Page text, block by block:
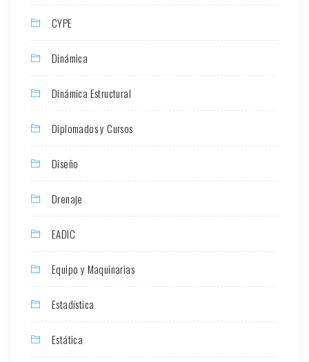
CYPE
Dinámica
Dinámica Estructural
Diplomados y Cursos
Diseño
Drenaje
EADIC
Equipo y Maquinarias
Estadística
Estática